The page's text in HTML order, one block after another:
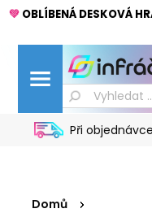
💚 OBLÍBENÁ DESKOVÁ
Při
Domů